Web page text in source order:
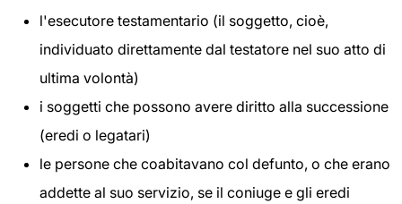
l'esecutore testamentario (il soggetto, cioè,
individuato direttamente dal testatore nel suo atto di
ultima volontà)
i soggetti che possono avere diritto alla successione
(eredi o legatari)
le persone che coabitavano col defunto, o che erano
addette al suo servizio, se il coniuge e gli eredi